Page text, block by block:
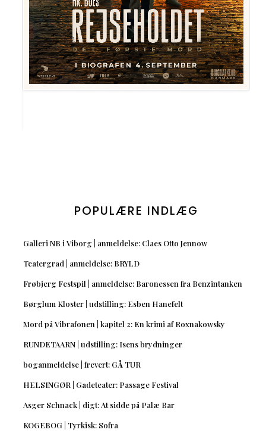
POPULÆRE INDLÆG
Galleri NB i Viborg | anmeldelse: Claes Otto Jennow
Teatergrad | anmeldelse: BRYLD
Frøbjerg Festspil | anmeldelse: Baronessen fra Benzintanken
Børglum Kloster | udstilling: Esben Hanefelt
Mord på Vibrafonen | kapitel 2: En krimi af Roxnakowsky
RUNDETAARN | udstilling: Isens brydninger
boganmeldelse | frevert: GÅ TUR
HELSINGØR | Gadeteater: Passage Festival
Asger Schnack | digt: At sidde på Palæ Bar
KOGEBOG | Tyrkisk: Sofra